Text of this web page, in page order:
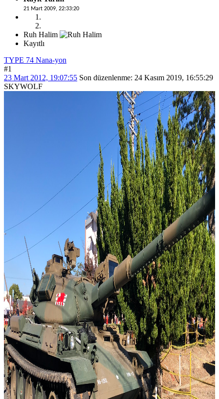
21 Mart 2009, 22:33:20
Ruh Halim
Kayıtlı
TYPE 74 Nana-yon
#1
23 Mart 2012, 19:07:55 Son düzenlenme: 24 Kasım 2019, 16:55:29
SKYWOLF